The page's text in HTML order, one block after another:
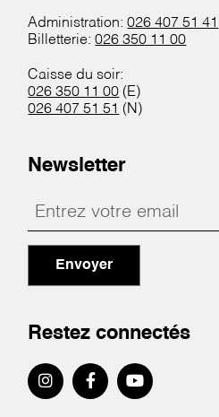
Administration:026 407 51 41
Billetterie:026 350 11 00
Caisse du soir:
026 350 11 00 (E)
026 407 51 51 (N)
Newsletter
Envoyer
Restez connectés